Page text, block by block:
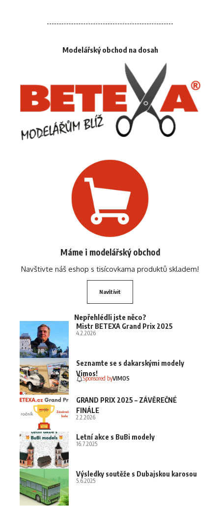
Modelářský obchod na dosah
Máme i modelářský obchod
Navštivte náš eshop s tisícovkama produktů skladem!
Navštívit
Nepřehlédli jste něco?
Mistr BETEXA Grand Prix 2025
4.2.2026
Seznamte se s dakarskými modely
Vimos!
Sponsored byVIMOS
GRAND PRIX 2025 – ZÁVĚREČNÉ
FINÁLE
2.2.2026
Letní akce s BuBi modely
16.7.2025
Výsledky soutěže s Dubajskou karosou
5.6.2025